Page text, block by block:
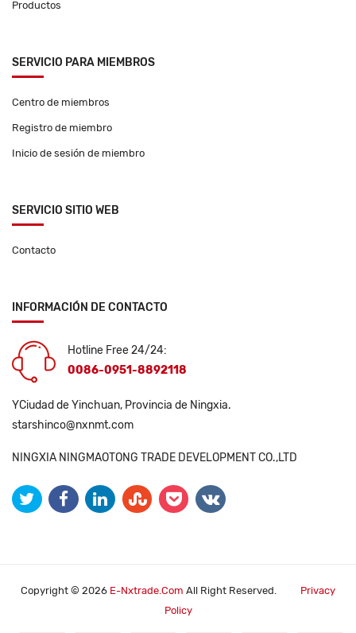
Productos
SERVICIO PARA MIEMBROS
Centro de miembros
Registro de miembro
Inicio de sesión de miembro
SERVICIO SITIO WEB
Contacto
INFORMACIÓN DE CONTACTO
Hotline Free 24/24:
0086-0951-8892118
YCiudad de Yinchuan, Provincia de Ningxia.
starshinco@nxnmt.com
NINGXIA NINGMAOTONG TRADE DEVELOPMENT CO.,LTD
Copyright © 2026 E-Nxtrade.com All Right Reserved.
Privacy
Policy